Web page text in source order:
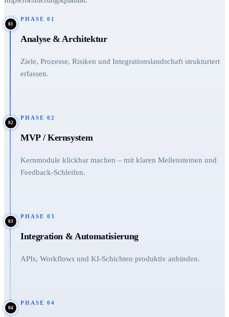
01
PHASE 01
Analyse & Architektur
Ziele, Prozesse, Risiken und Integrationslandschaft strukturiert
erfassen.
02
PHASE 02
MVP / Kernsystem
Kernmodule klickbar machen – mit klaren Meilensteinen und
Feedback-Schleifen.
03
PHASE 03
Integration & Automatisierung
APIs, Workflows und KI-Schichten produktiv anbinden.
04
PHASE 04